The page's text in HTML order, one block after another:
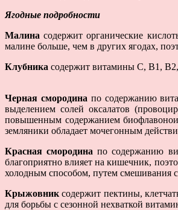
Ягодные подробности
Малина содержит органические
малине больше, чем в других ягодах,
Клубника содержит витамины С, В1, В2,
Черная смородина по содержанию
выделением солей оксалатов
повышенным содержанием
земляники обладает мочегонным
Красная смородина по содержанию
благоприятно влияет на кишечник,
холодным способом, путем смешивания
Крыжовник содержит пектины,
для борьбы с сезонной нехваткой